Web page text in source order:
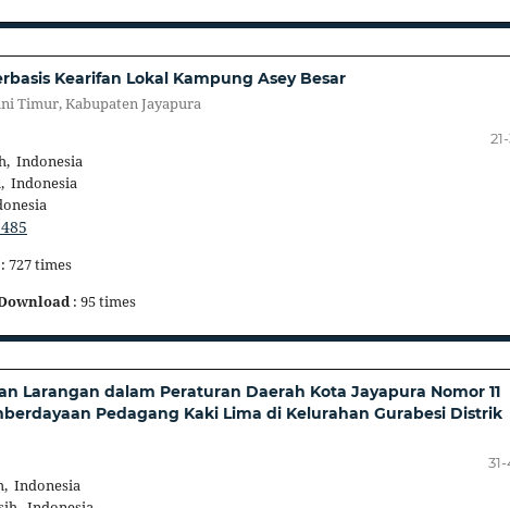
Kearifan Lokal Kampung Asey Besar
Timur, Kabupaten Jayapura
Indonesia
Indonesia
727 times
: 95 times
Larangan dalam Peraturan Daerah Kota Jayapura Nomor 11
Pedagang Kaki Lima di Kelurahan Gurabesi Distrik
Indonesia